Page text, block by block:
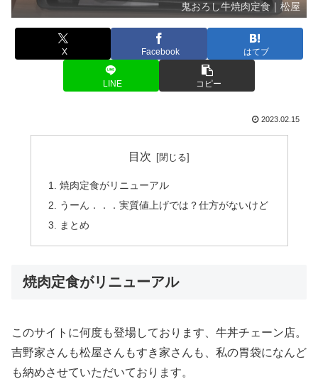
鬼おろし牛焼肉定食｜松屋
X Facebook はてブ
LINE コピー
2023.02.15
目次
焼肉定食がリニューアル
うーん．．．実質値上げでは？仕方がないけど
まとめ
焼肉定食がリニューアル
このサイトに何度も登場しております、牛丼チェーン店。
吉野家さんも松屋さんもすき家さんも、私の胃袋になんど
も納めさせていただいております。